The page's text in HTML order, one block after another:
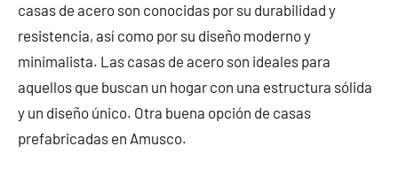
casas de acero son conocidas por su durabilidad y
resistencia, así como por su diseño moderno y
minimalista. Las casas de acero son ideales para
aquellos que buscan un hogar con una estructura sólida
y un diseño único. Otra buena opción de casas
prefabricadas en Amusco.